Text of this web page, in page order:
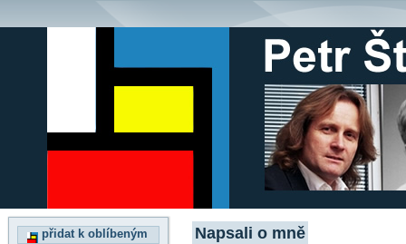
přidat k oblíbeným Napsali o mně